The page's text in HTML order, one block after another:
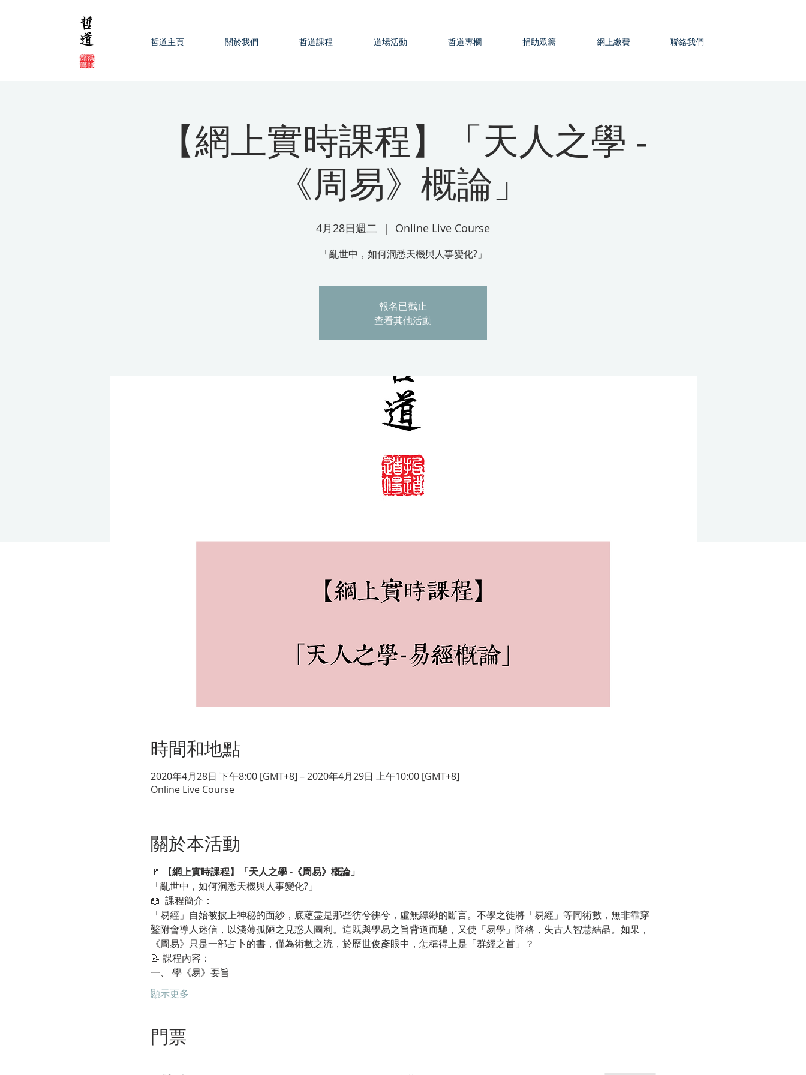
哲道主頁 關於我們 哲道課程 道場活動 哲道專欄 捐助眾籌 網上繳費 聯絡我們
【網上實時課程】「天人之學 -
《周易》概論」
4月28日週二
  |
Online Live Course
報名已截止
查看其他活動
時間和地點
2020年4月28日 下午8:00 [GMT+8] – 2020年4月29日 上午10:00 [GMT+8]
Online Live Course
關於本活動
🚩
【網上實時課程】「天人之學 -《周易》概論」
「亂世中，如何洞悉天機與人事變化?」
📖  課程簡介：
「易經」自始被披上神秘的面紗，底蘊盡是那些彷兮彿兮，虛無縹緲的斷言。不學之徒將「易經」等同術數，無非靠穿
鑿附會導人迷信，以淺薄孤陋之見惑人圖利。這既與學易之旨背道而馳，又使「易學」降格，失古人智慧結晶。如果，
《周易》只是一部占卜的書，僅為術數之流，於歷世俊彥眼中，怎稱得上是「群經之首」？
📝 課程內容：
一、 學《易》要旨
顯示更多
門票